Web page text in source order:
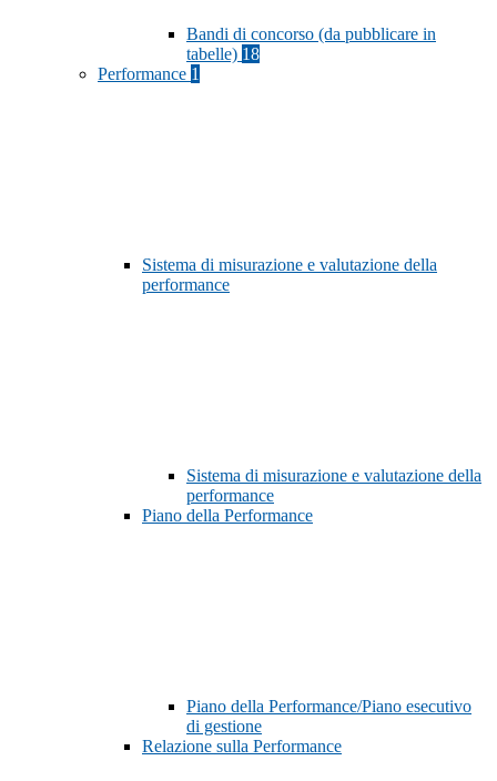
Bandi di concorso (da pubblicare in
tabelle) 18
Performance 1
Sistema di misurazione e valutazione della
performance
Sistema di misurazione e valutazione della
performance
Piano della Performance
Piano della Performance/Piano esecutivo
di gestione
Relazione sulla Performance